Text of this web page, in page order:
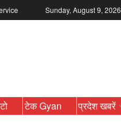
Sunday, August 9, 2026
टेक Gyan प्रदेश खबरें